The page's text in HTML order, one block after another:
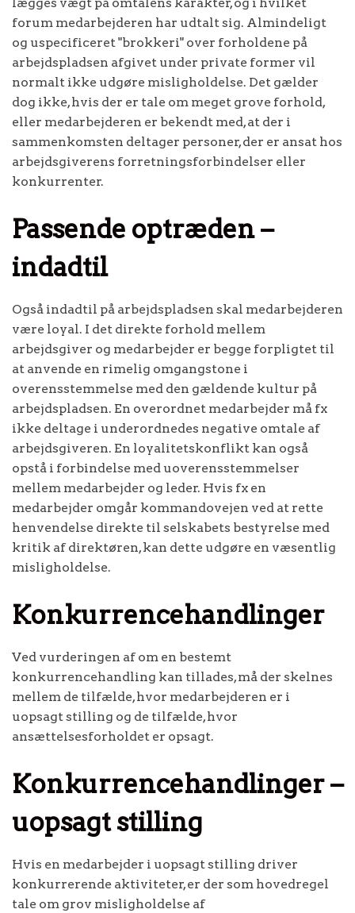
lægges vægt på omtalens karakter, og i hvilket
forum medarbejderen har udtalt sig. Almindeligt
og uspecificeret "brokkeri" over forholdene på
arbejdspladsen afgivet under private former vil
normalt ikke udgøre misligholdelse. Det gælder
dog ikke, hvis der er tale om meget grove forhold,
eller medarbejderen er bekendt med, at der i
sammenkomsten deltager personer, der er ansat hos
arbejdsgiverens forretningsforbindelser eller
konkurrenter.
Passende optræden –
indadtil
Også indadtil på arbejdspladsen skal medarbejderen
være loyal. I det direkte forhold mellem
arbejdsgiver og medarbejder er begge forpligtet til
at anvende en rimelig omgangstone i
overensstemmelse med den gældende kultur på
arbejdspladsen. En overordnet medarbejder må fx
ikke deltage i underordnedes negative omtale af
arbejdsgiveren. En loyalitetskonflikt kan også
opstå i forbindelse med uoverensstemmelser
mellem medarbejder og leder. Hvis fx en
medarbejder omgår kommandovejen ved at rette
henvendelse direkte til selskabets bestyrelse med
kritik af direktøren, kan dette udgøre en væsentlig
misligholdelse.
Konkurrencehandlinger
Ved vurderingen af om en bestemt
konkurrencehandling kan tillades, må der skelnes
mellem de tilfælde, hvor medarbejderen er i
uopsagt stilling og de tilfælde, hvor
ansættelsesforholdet er opsagt.
Konkurrencehandlinger –
uopsagt stilling
Hvis en medarbejder i uopsagt stilling driver
konkurrerende aktiviteter, er der som hovedregel
tale om grov misligholdelse af